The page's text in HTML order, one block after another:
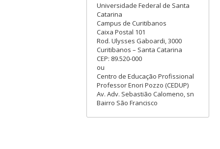
Universidade Federal de Santa
Catarina
Campus de Curitibanos
Caixa Postal 101
Rod. Ulysses Gaboardi, 3000
Curitibanos – Santa Catarina
CEP: 89.520-000
ou
Centro de Educação Profissional
Professor Enori Pozzo (CEDUP)
Av. Adv. Sebastião Calomeno, sn
Bairro São Francisco